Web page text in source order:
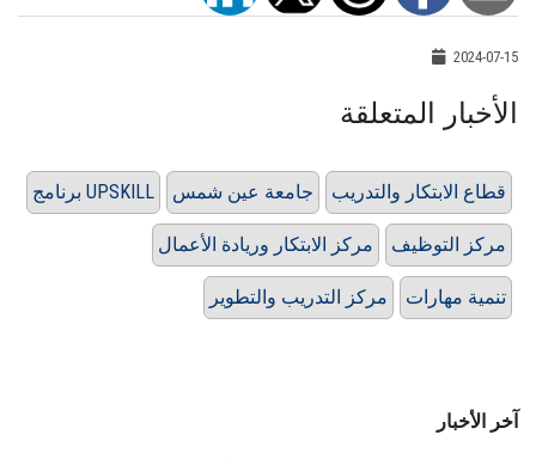
2024-07-15
الأخبار المتعلقة
برنامج UPSKILL جامعة عين شمس قطاع الابتكار والتدريب
مركز الابتكار وريادة الأعمال مركز التوظيف
مركز التدريب والتطوير تنمية مهارات
آخر الأخبار